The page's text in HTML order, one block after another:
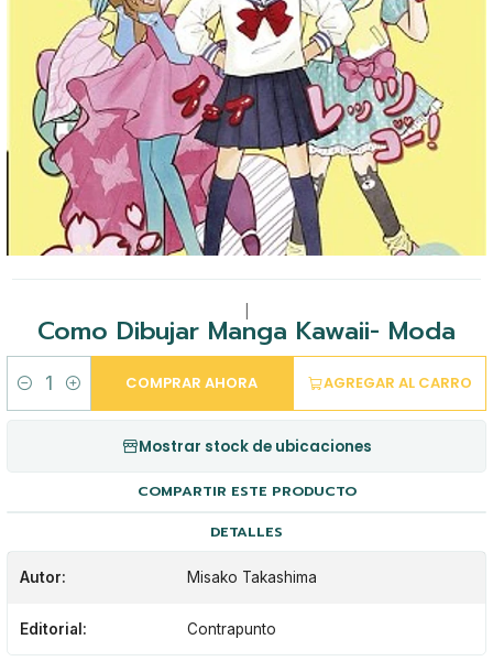
Como Dibujar Manga Kawaii- Moda
Cantidad
AGREGAR AL CARRO
COMPRAR AHORA
Mostrar stock de ubicaciones
COMPARTIR ESTE PRODUCTO
DETALLES
Autor: Misako Takashima
Editorial: Contrapunto